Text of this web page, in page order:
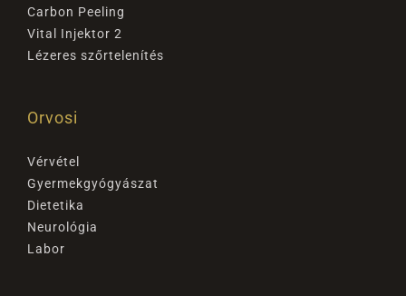
Carbon Peeling
Vital Injektor 2
Lézeres szőrtelenítés
Orvosi
Vérvétel
Gyermekgyógyászat
Dietetika
Neurológia
Labor